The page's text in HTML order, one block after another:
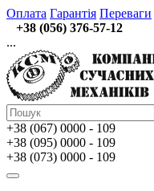
Оплата Гарантія Переваги
+38 (056) 376-57-12
...
+38 (067) 0000 - 109
+38 (095) 0000 - 109
+38 (073) 0000 - 109